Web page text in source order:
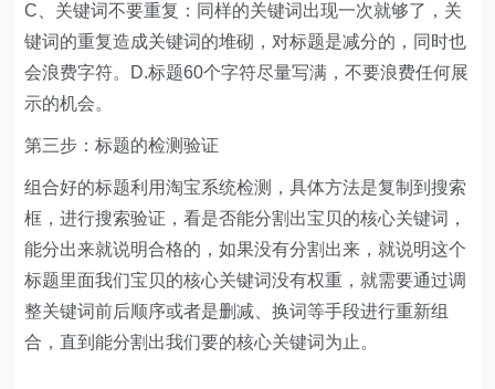
C、关键词不要重复：同样的关键词出现一次就够了，关
键词的重复造成关键词的堆砌，对标题是减分的，同时也
会浪费字符。D.标题60个字符尽量写满，不要浪费任何展
示的机会。
第三步：标题的检测验证
组合好的标题利用淘宝系统检测，具体方法是复制到搜索
框，进行搜索验证，看是否能分割出宝贝的核心关键词，
能分出来就说明合格的，如果没有分割出来，就说明这个
标题里面我们宝贝的核心关键词没有权重，就需要通过调
整关键词前后顺序或者是删减、换词等手段进行重新组
合，直到能分割出我们要的核心关键词为止。